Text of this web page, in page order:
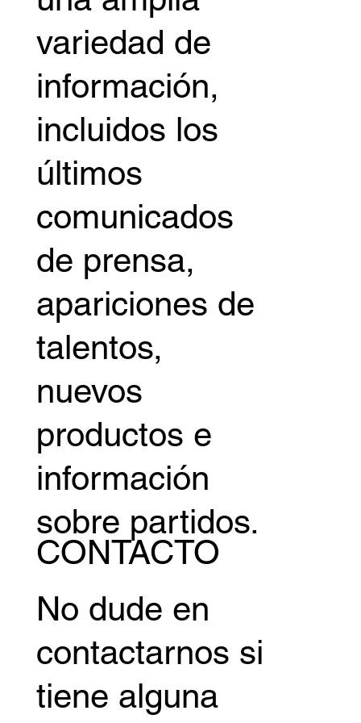
variedad de
información,
incluidos los
últimos
comunicados
de prensa,
apariciones de
talentos,
nuevos
productos e
información
sobre partidos.
CONTACTO
No dude en
contactarnos si
tiene alguna